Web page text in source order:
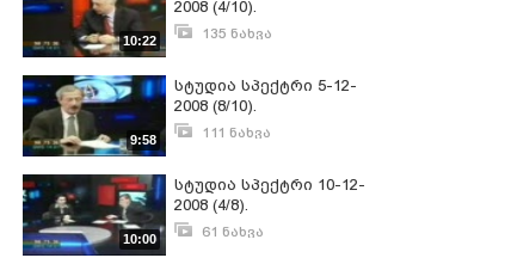
10:22
2008 (4/10).
საზოგადოებრივპოლიტიკური
135 ნახვა
9:58
სტუდია სპექტრი 5-12-
2008 (8/10).
საზოგადოებრივპოლიტიკური
111 ნახვა
10:00
სტუდია სპექტრი 10-12-
2008 (4/8).
საზოგადოებრივპოლიტიკური
61 ნახვა